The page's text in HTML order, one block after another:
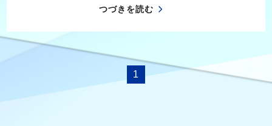
つづきを読む
1